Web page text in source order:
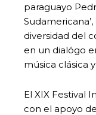
paraguayo
diversidad del
en un dialógo
música clásica y
El XIX Festival
con el apoyo